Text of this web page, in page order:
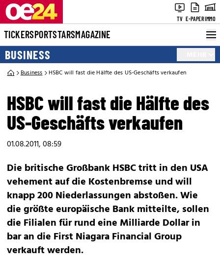
TV E-PAPERIMMO
TICKERSPORTSTARSMAGAZINE
BUSINESS
Business HSBC will fast die Hälfte des US-Geschäfts verkaufen
HSBC will fast die Hälfte des
US-Geschäfts verkaufen
01.08.2011, 08:59
Die britische Großbank HSBC tritt in den USA
vehement auf die Kostenbremse und will
knapp 200 Niederlassungen abstoßen. Wie
die größte europäische Bank mitteilte, sollen
die Filialen für rund eine Milliarde Dollar in
bar an die First Niagara Financial Group
verkauft werden.